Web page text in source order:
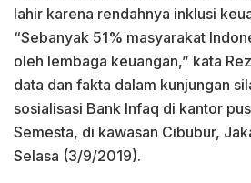
lahir karena rendahnya inklusi
“Sebanyak 51% masyarakat
oleh lembaga keuangan,” kata
data dan fakta dalam kunjungan
sosialisasi Bank Infaq di kantor
Semesta, di kawasan Cibubur,
Selasa (3/9/2019).